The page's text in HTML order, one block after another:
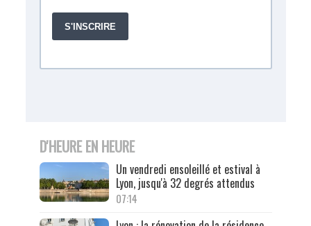
D'HEURE EN HEURE
Un vendredi ensoleillé et estival à
Lyon, jusqu'à 32 degrés attendus
07:14